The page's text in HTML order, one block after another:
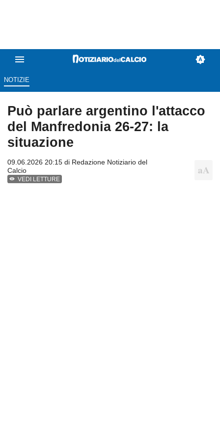
NOTIZIE
Può parlare argentino l'attacco
del Manfredonia 26-27: la
situazione
09.06.2026 20:15 di Redazione Notiziario del
Calcio
VEDI LETTURE